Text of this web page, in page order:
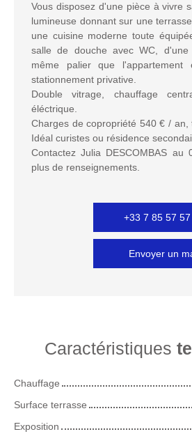
Vous disposez d'une pièce à vivre
lumineuse donnant sur une
une cuisine moderne toute
salle de douche avec WC,
même palier que
stationnement privative.
Double vitrage, chauffage
éléctrique.
Charges de copropriété 540 € / an,
Idéal curistes ou résidence
Contactez Julia DESCOMBAS au
plus de renseignements.
+33 7 85 57 57
Envoyer un
Caractéristiques
Chauffage
Surface terrasse
Exposition